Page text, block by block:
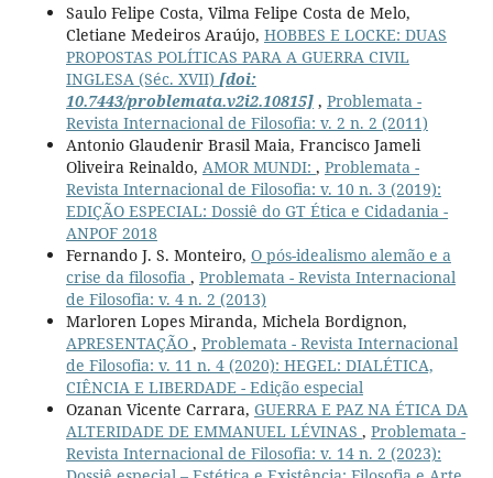
Saulo Felipe Costa, Vilma Felipe Costa de Melo,
Cletiane Medeiros Araújo, HOBBES E LOCKE: DUAS
PROPOSTAS POLÍTICAS PARA A GUERRA CIVIL
INGLESA (Séc. XVII) [doi:
10.7443/problemata.v2i2.10815], Problemata -
Revista Internacional de Filosofia: v. 2 n. 2 (2011)
Antonio Glaudenir Brasil Maia, Francisco Jameli
Oliveira Reinaldo, AMOR MUNDI: , Problemata -
Revista Internacional de Filosofia: v. 10 n. 3 (2019):
EDIÇÃO ESPECIAL: Dossiê do GT Ética e Cidadania -
ANPOF 2018
Fernando J. S. Monteiro, O pós-idealismo alemão e a
crise da filosofia , Problemata - Revista Internacional
de Filosofia: v. 4 n. 2 (2013)
Marloren Lopes Miranda, Michela Bordignon,
APRESENTAÇÃO , Problemata - Revista Internacional
de Filosofia: v. 11 n. 4 (2020): HEGEL: DIALÉTICA,
CIÊNCIA E LIBERDADE - Edição especial
Ozanan Vicente Carrara, GUERRA E PAZ NA ÉTICA DA
ALTERIDADE DE EMMANUEL LÉVINAS , Problemata -
Revista Internacional de Filosofia: v. 14 n. 2 (2023):